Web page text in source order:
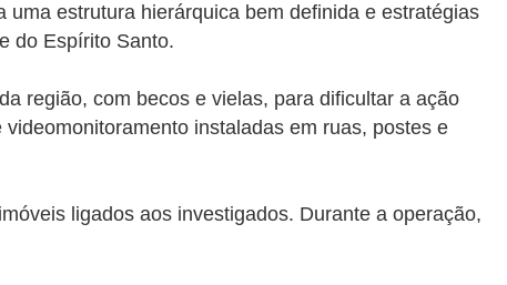
estrutura hierárquica bem definida e estratégias
do Espírito Santo.
região, com becos e vielas, para dificultar a ação
instaladas em ruas, postes e
ligados aos investigados. Durante a operação,